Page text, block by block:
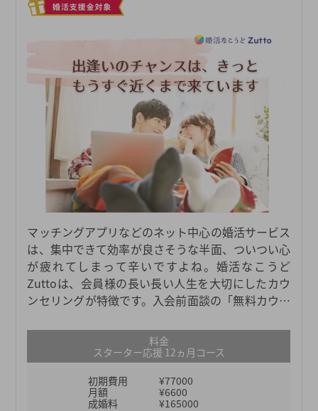
マッチングアプリなどのネット中心の婚活サービス
は、集中できて効率が良さそうな半面、ついつい心
が疲れてしまって辛いですよね。婚活なこうど
Zuttoは、会員様の長い長い人生を大切にしたカウ
ンセリングが特徴です。入会前面談の「無料カウン
ご希望など何でも聞かせてください。辛かった思い
出は自分の資産に変えて、心の健康を大切にしなが
ら笑顔の婚活を一緒に目指しましょう。
料金
スターター応援 12ヵ月コース
初期費用
¥77000
月額
¥6600
成婚料
¥165000